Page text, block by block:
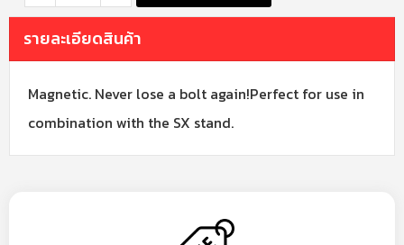
รายละเอียดสินค้า
Magnetic. Never lose a bolt again!Perfect for use in
combination with the SX stand.